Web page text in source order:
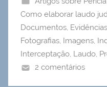
Como elaborar laudo
Documentos, Evidências
Fotografias, Imagens,
Interceptação, Laudo,
2 comentários